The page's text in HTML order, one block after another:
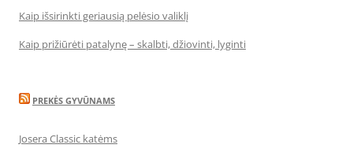
Kaip išsirinkti geriausią pelėsio valiklį
Kaip prižiūrėti patalynę – skalbti, džiovinti, lyginti
PREKĖS GYVŪNAMS
Josera Classic katėms